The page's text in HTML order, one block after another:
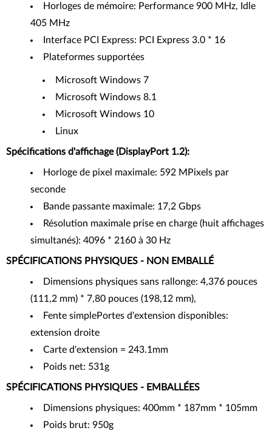
Horloges de mémoire: Performance 900 MHz, Idle
405 MHz
Interface PCI Express: PCI Express 3.0 * 16
Plateformes supportées
Microsoft Windows 7
Microsoft Windows 8.1
Microsoft Windows 10
Linux
Spécifications d'affichage (DisplayPort 1.2):
Horloge de pixel maximale: 592 MPixels par
seconde
Bande passante maximale: 17,2 Gbps
Résolution maximale prise en charge (huit affichages
simultanés): 4096 * 2160 à 30 Hz
SPÉCIFICATIONS PHYSIQUES - NON EMBALLÉ
Dimensions physiques sans rallonge: 4,376 pouces
(111,2 mm) * 7,80 pouces (198,12 mm),
Fente simplePortes d'extension disponibles:
extension droite
Carte d'extension = 243.1mm
Poids net: 531g
SPÉCIFICATIONS PHYSIQUES - EMBALLÉES
Dimensions physiques: 400mm * 187mm * 105mm
Poids brut: 950g